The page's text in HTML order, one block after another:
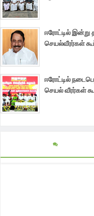
ஈரோட்டில்
செயல்வீரர்கள்
ஈரோட்டில்
செயல் வீரர்கள்